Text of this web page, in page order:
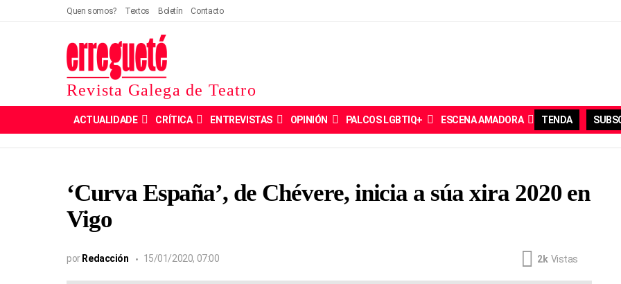
Quen somos? Textos Boletín Contacto
Revista Galega de Teatro
ACTUALIDADE CRÍTICA ENTREVISTAS OPINIÓN PALCOS LGBTIQ+ ESCENA AMADORA TENDA
‘Curva España’, de Chévere, inicia a súa xira 2020 en
Vigo
por Redacción 15/01/2020, 07:00 2k Vistas